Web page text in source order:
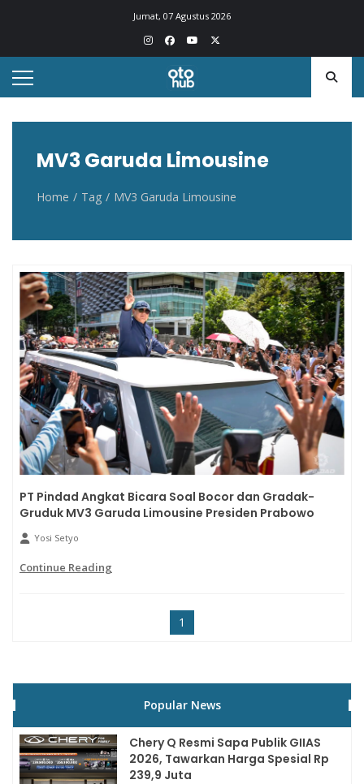
Jumat, 07 Agustus 2026
Otohub.co
Portal berita otomotif Indonesia terkini
MV3 Garuda Limousine
Home Tag MV3 Garuda Limousine
PT Pindad Angkat Bicara Soal Bocor dan Gradak-
Gruduk MV3 Garuda Limousine Presiden Prabowo
Yosi Setyo
Continue Reading
1
Popular News
Chery Q Resmi Sapa Publik GIIAS
2026, Tawarkan Harga Spesial Rp
239,9 Juta